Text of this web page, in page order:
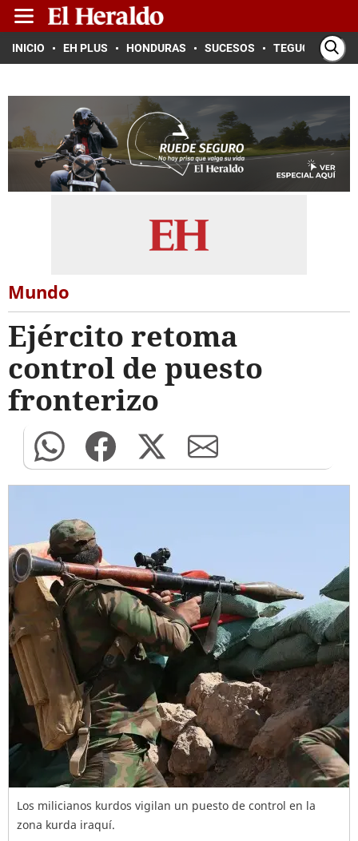
INICIO EH PLUS HONDURAS SUCESOS TEGUCIGALPA
Mundo
Ejército retoma
control de puesto
fronterizo
Los milicianos kurdos vigilan un puesto de control en la
zona kurda iraquí.